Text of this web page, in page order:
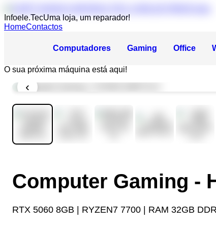
Infoele.TecUma loja, um reparador!
HomeContactos
Computadores Gaming Office
O sua próxima máquina está aqui!
‹
Computer Gaming -
RTX 5060 8GB | RYZEN7 7700 | RAM 32GB